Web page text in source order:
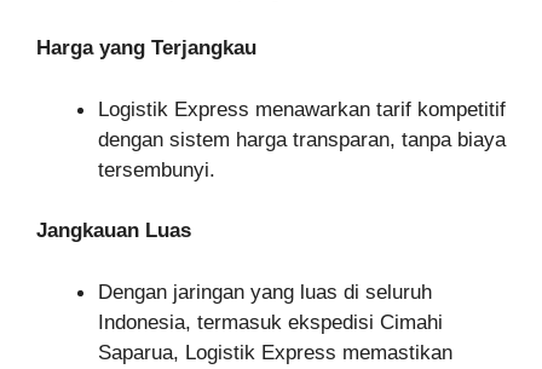
Harga yang Terjangkau
Logistik Express menawarkan tarif kompetitif
dengan sistem harga transparan, tanpa biaya
tersembunyi.
Jangkauan Luas
Dengan jaringan yang luas di seluruh
Indonesia, termasuk ekspedisi Cimahi
Saparua, Logistik Express memastikan